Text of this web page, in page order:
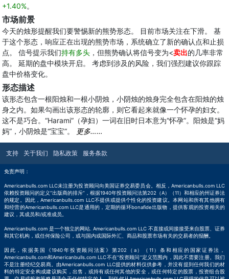
+1.40%。
市场前景
今天的烛形提醒我们要警惕新的熊势形态。 目前市场关注在下滑。 基
于这个形态，响应正在出现的熊势市场，系统确立了新的确认点和止损
点。 信号提示我们持有多头 ，但熊势确认将信号变为<卖出的几率非常
高。 延期的盘中模块开启。 考虑到涉及的风险，我们强烈建议你跟踪
盘中价格变化。
形态描述
该形态包含一根阳烛和一根小阴烛，小阴烛的烛身完全包含在阳烛的烛
身之内。如果勾画出该形态的轮廓，则它看起来就像一个怀孕的妇女。
这不是巧合。“Harami”（孕妇）一词在旧时日本意为“怀孕”。阳烛是“妈
妈”，小阴烛是“宝宝”。
更多……
支持 关于我们 隐私政策 服务条款
免责声明：
Americanbulls.com LLC未注册为投资顾问向美国证券交易委员会。相反，Americanbulls.com LLC
依赖投资顾问的定义“出版商的排斥”，根据1940年投资顾问法第202（A）（11）和相应的州证券法
的规定。因此，Americanbulls.com LLC不提供或提供个性化的投资建议。本网站和所有其他拥有
和经营的Americanbulls.com LLC是通用的，定期的循环bonafide出版物，提供客观的投资相关的
建议，其成员和/或准成员。
Americanbulls.com 是一个独立的网站. Americanbulls.com LLC 不直接或间接接受来自股票、证券
和其它机构，或任何保险公司，或与国内或国际外汇、商品和股票市场有关的交易者的报酬。
因此，依据美国《1940年投资顾问法案》第202（a）（11）条和相应的国家证券法，
Americanbulls.com和Americanbulls.com LLC不在“投资顾问”定义范围内，因此不需要注册。我们
不是注册经纪交易商。由Americanbulls.com LLC提供的材料仅供参考，并没有提到任何我们的材
料的特定安全构成建议购买，出售，或持有或任何其他的安全，或任何特定的股票，投资组合股